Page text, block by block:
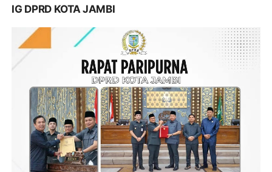
IG DPRD KOTA JAMBI